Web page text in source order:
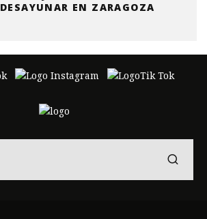
DESAYUNAR EN ZARAGOZA